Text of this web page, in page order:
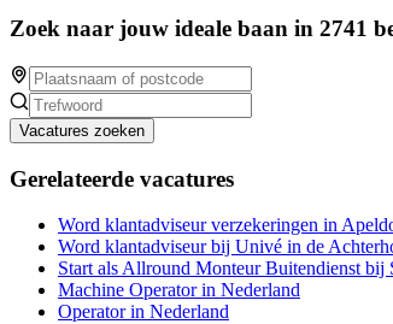
Zoek naar jouw ideale baan in 2741
Vacatures zoeken
Gerelateerde vacatures
Word klantadviseur verzekeringen in
Word klantadviseur bij Univé in de
Start als Allround Monteur Buitendienst bij
Machine Operator in Nederland
Operator in Nederland